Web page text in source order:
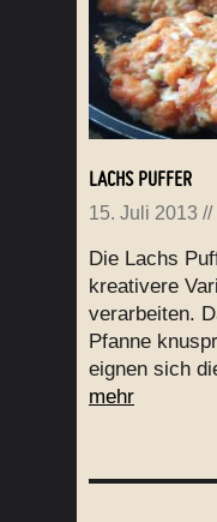
LACHS PUFFER
15. Juli 2013 //
Die Lachs
kreativere
verarbeiten.
Pfanne
eignen sich
mehr